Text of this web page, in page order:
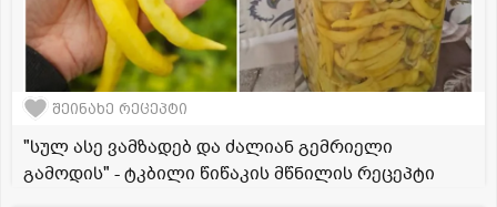
შეინახე რეცეპტი
"სულ ასე ვამზადებ და ძალიან გემრიელი
გამოდის" - ტკბილი წიწაკის მწნილის რეცეპტი